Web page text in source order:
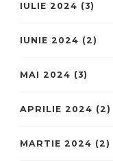
IULIE 2024 (3)
IUNIE 2024 (2)
MAI 2024 (3)
APRILIE 2024 (2)
MARTIE 2024 (2)